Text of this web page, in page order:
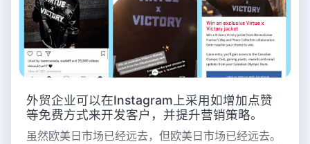
外贸企业可以在Instagram上采用如增加点赞
等免费方式来开发客户，并提升营销策略。
虽然欧美日市场已经远去，但欧美日市场已经远去。